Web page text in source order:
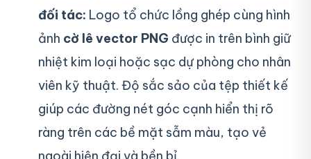
đối tác: Logo tổ chức lồng ghép cùng hình
ảnh cờ lê vector PNG được in trên bình giữ
nhiệt kim loại hoặc sạc dự phòng cho nhân
viên kỹ thuật. Độ sắc sảo của tệp thiết kế
giúp các đường nét góc cạnh hiển thị rõ
ràng trên các bề mặt sẫm màu, tạo vẻ
ngoài hiện đại và bền bỉ.